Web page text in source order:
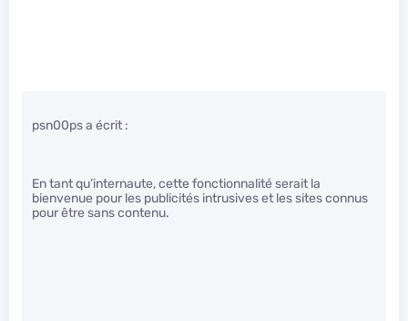
psn00ps a écrit :
En tant qu’internaute, cette fonctionnalité serait la
bienvenue pour les publicités intrusives et les sites connus
pour être sans contenu.